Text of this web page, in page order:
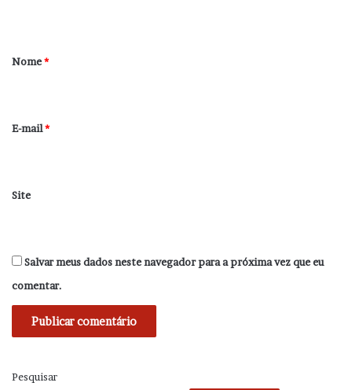
r
*
Nome*
E-mail*
Site
Salvar meus dados neste navegador para a próxima vez que eu
comentar.
Pesquisar